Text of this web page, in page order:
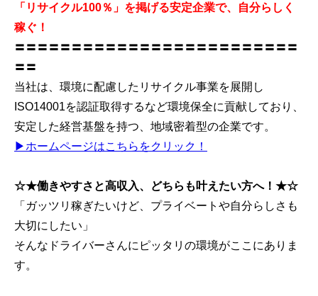
「リサイクル100％」を掲げる安定企業で、自分らしく
稼ぐ！
〓〓〓〓〓〓〓〓〓〓〓〓〓〓〓〓〓〓〓〓〓〓〓〓〓
〓〓
当社は、環境に配慮したリサイクル事業を展開し
ISO14001を認証取得するなど環境保全に貢献しており、
安定した経営基盤を持つ、地域密着型の企業です。
▶ホームページはこちらをクリック！
☆★働きやすさと高収入、どちらも叶えたい方へ！★☆
「ガッツリ稼ぎたいけど、プライベートや自分らしさも
大切にしたい」
そんなドライバーさんにピッタリの環境がここにありま
す。